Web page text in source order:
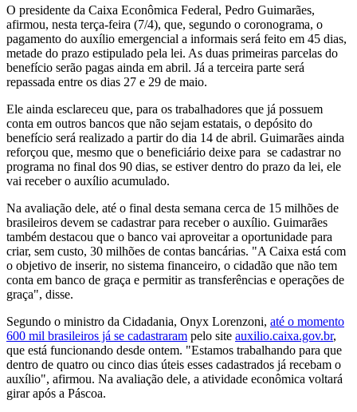
O presidente da Caixa Econômica Federal, Pedro Guimarães,
afirmou, nesta terça-feira (7/4), que, segundo o coronograma, o
pagamento do auxílio emergencial a informais será feito em 45 dias,
metade do prazo estipulado pela lei. As duas primeiras parcelas do
benefício serão pagas ainda em abril. Já a terceira parte será
repassada entre os dias 27 e 29 de maio.
Ele ainda esclareceu que, para os trabalhadores que já possuem
conta em outros bancos que não sejam estatais, o depósito do
benefício será realizado a partir do dia 14 de abril. Guimarães ainda
reforçou que, mesmo que o beneficiário deixe para se cadastrar no
programa no final dos 90 dias, se estiver dentro do prazo da lei, ele
vai receber o auxílio acumulado.
Na avaliação dele, até o final desta semana cerca de 15 milhões de
brasileiros devem se cadastrar para receber o auxílio. Guimarães
também destacou que o banco vai aproveitar a oportunidade para
criar, sem custo, 30 milhões de contas bancárias. "A Caixa está com
o objetivo de inserir, no sistema financeiro, o cidadão que não tem
conta em banco de graça e permitir as transferências e operações de
graça", disse.
Segundo o ministro da Cidadania, Onyx Lorenzoni, até o momento
600 mil brasileiros já se cadastraram pelo site auxilio.caixa.gov.br,
que está funcionando desde ontem. "Estamos trabalhando para que
dentro de quatro ou cinco dias úteis esses cadastrados já recebam o
auxílio", afirmou. Na avaliação dele, a atividade econômica voltará
girar após a Páscoa.